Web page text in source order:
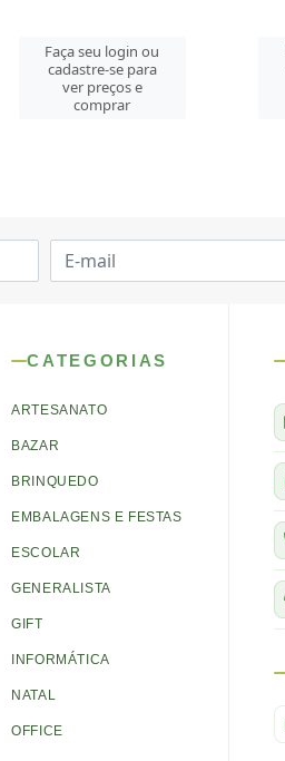
Faça seu login ou
cadastre-se para
ver preços e
comprar
CATEGORIAS
ARTESANATO
BAZAR
BRINQUEDO
EMBALAGENS E FESTAS
ESCOLAR
GENERALISTA
GIFT
INFORMÁTICA
NATAL
OFFICE